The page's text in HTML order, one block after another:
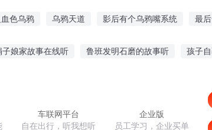
色乌鸦 乌鸦天道 影后有个乌鸦嘴系统 最
子娘家故事在线听 鲁班发明石磨的故事听 孩子
车联网平台
自在出行，听我想听
企业版
员工学习，企业买单